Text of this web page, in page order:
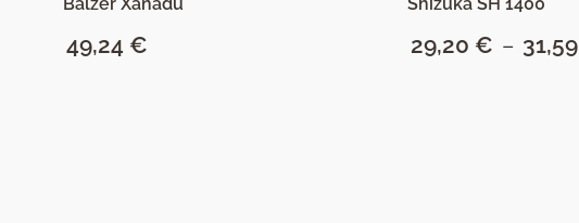
Balzer Xanadu
49,24 €
Shizuka SH 1400
29,20 € – 31,59